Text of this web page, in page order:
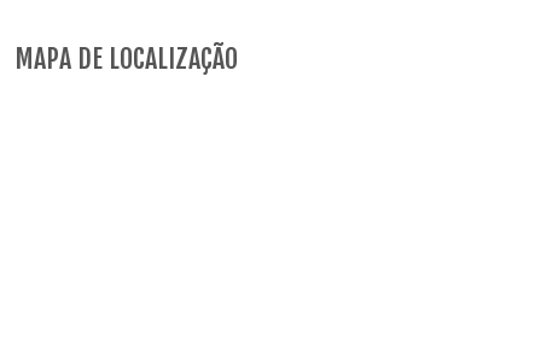
MAPA DE LOCALIZAÇÃO